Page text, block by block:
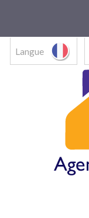
Langue